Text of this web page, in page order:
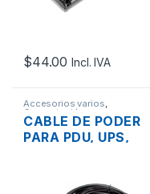
$44.00 Incl. IVA
Accesorios varios,
Computación
CABLE DE PODER
PARA PDU, UPS,
2.5MTS.